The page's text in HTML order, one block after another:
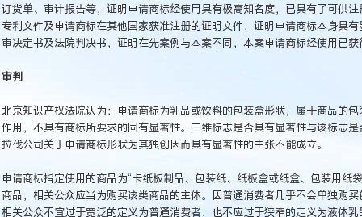
订货单、审计报告等，证明申请商标经使用具有极高知名度，已具有了可供
专利文件及申请商标在其他国家获准注册的证明文件，证明申请商标本身具
审决定书及法院判决书，证明在先案例与本案不同，本案申请商标经使用已获
审判
北京知识产权法院认为：申请商标为乳品或饮料的包装盒形状，属于商品的
作用，不具有商标所要求的固有显著性。三维标志是否具有显著性与该标志
拉伐公司关于申请商标形状为其独创因而具有显著性的主张不能成立。
申请商标指定使用的商品为“卡纸板制品、包装纸、纸板盒或纸盒、包装用纸
商品，相关公众应当为购买该类商品的主体。因普通消费者几乎不会单独购
相关公众不宜过于宽泛的定义为普通消费者，也不应过于狭窄的定义为液体